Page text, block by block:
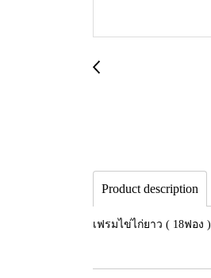
Product description
เฟรมไข่ไก่ยาว ( 18ฟอง )